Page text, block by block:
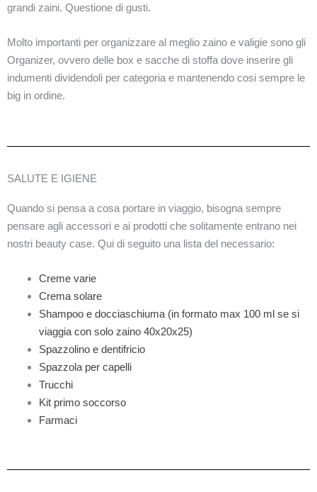
grandi zaini. Questione di gusti.
Molto importanti per organizzare al meglio zaino e valigie sono gli
Organizer, ovvero delle box e sacche di stoffa dove inserire gli
indumenti dividendoli per categoria e mantenendo cosi sempre le
big in ordine.
SALUTE E IGIENE
Quando si pensa a cosa portare in viaggio, bisogna sempre
pensare agli accessori e ai prodotti che solitamente entrano nei
nostri beauty case. Qui di seguito una lista del necessario:
Creme varie
Crema solare
Shampoo e docciaschiuma (in formato max 100 ml se si
viaggia con solo zaino 40x20x25)
Spazzolino e dentifricio
Spazzola per capelli
Trucchi
Kit primo soccorso
Farmaci